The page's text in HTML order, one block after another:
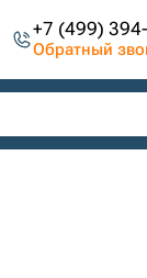
+7 (499)
Обратный